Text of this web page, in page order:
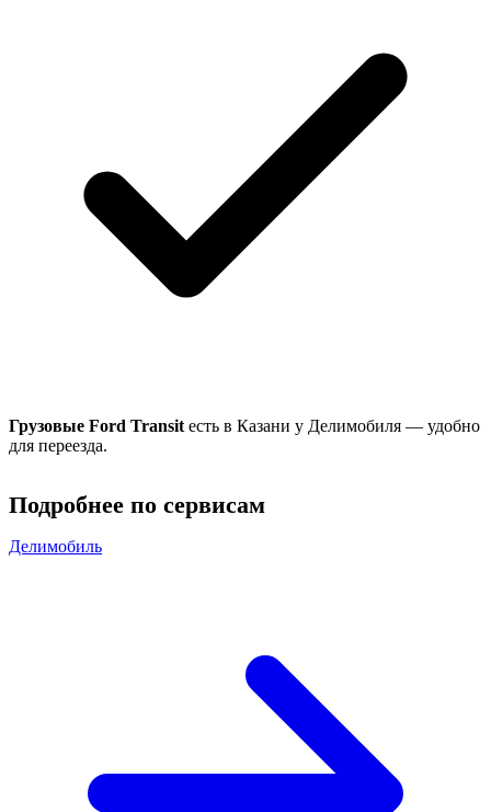
Грузовые Ford Transit есть в Казани у Делимобиля — удобно
для переезда.
Подробнее по сервисам
Делимобиль